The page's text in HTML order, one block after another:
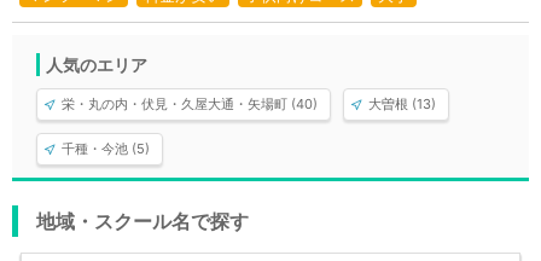
人気のエリア
栄・丸の内・伏見・久屋大通・矢場町 (40) 大曽根 (13)
千種・今池 (5)
地域・スクール名で探す